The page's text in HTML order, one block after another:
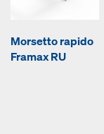
Morsetto rapido
Framax RU